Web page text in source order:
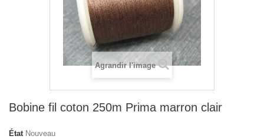
Agrandir l'image
Bobine fil coton 250m Prima marron clair
État Nouveau